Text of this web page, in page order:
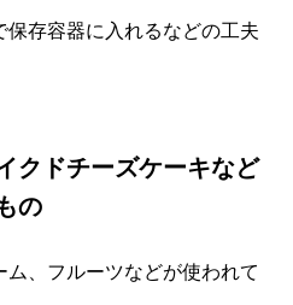
存容器に入れるなどの工夫
クドチーズケーキなど
の
、フルーツなどが使われて